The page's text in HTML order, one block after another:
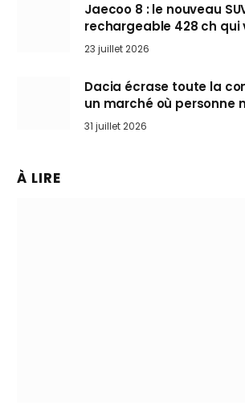
Jaecoo 8 : le nouveau
rechargeable 428 ch qui
arrive en Europe cet
23 juillet 2026
Dacia écrase toute la
un marché où personne
31 juillet 2026
À LIRE